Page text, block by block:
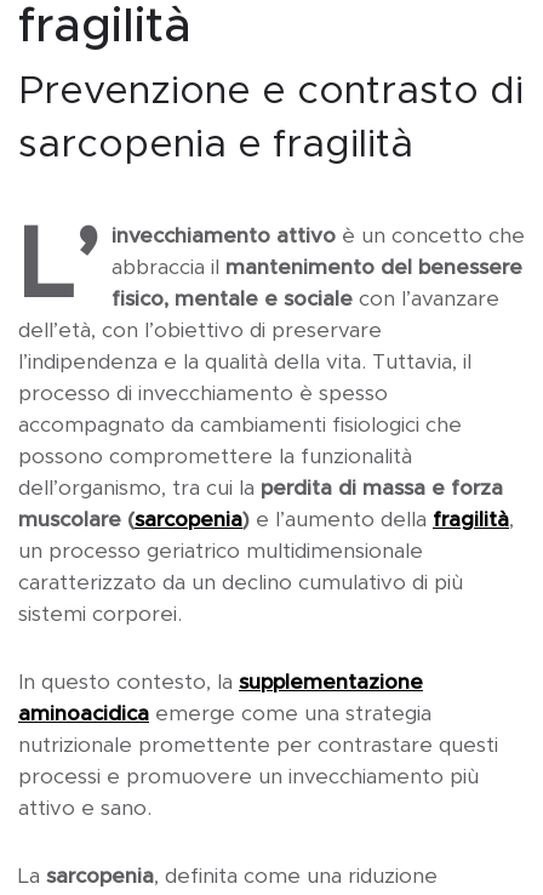
fragilità
Prevenzione e contrasto di
sarcopenia e fragilità
L’ invecchiamento attivo è un concetto che
abbraccia il mantenimento del benessere
fisico, mentale e sociale con l’avanzare
dell’età, con l’obiettivo di preservare
l’indipendenza e la qualità della vita. Tuttavia, il
processo di invecchiamento è spesso
accompagnato da cambiamenti fisiologici che
possono compromettere la funzionalità
dell’organismo, tra cui la perdita di massa e forza
muscolare (sarcopenia) e l’aumento della fragilità,
un processo geriatrico multidimensionale
caratterizzato da un declino cumulativo di più
sistemi corporei.
In questo contesto, la supplementazione
aminoacidica emerge come una strategia
nutrizionale promettente per contrastare questi
processi e promuovere un invecchiamento più
attivo e sano.
La sarcopenia, definita come una riduzione